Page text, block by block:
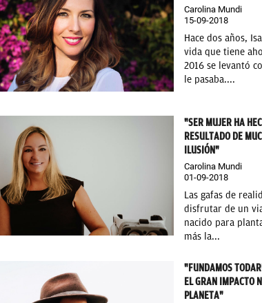
Carolina Mundi
15-09-2018
Hace dos años,
vida que tiene
2016 se levantó
le pasaba....
"SER MUJER HA
RESULTADO DE
ILUSIÓN"
Carolina Mundi
01-09-2018
Las gafas de
disfrutar de un
nacido para
más la...
"FUNDAMOS
EL GRAN IMPACTO
PLANETA"